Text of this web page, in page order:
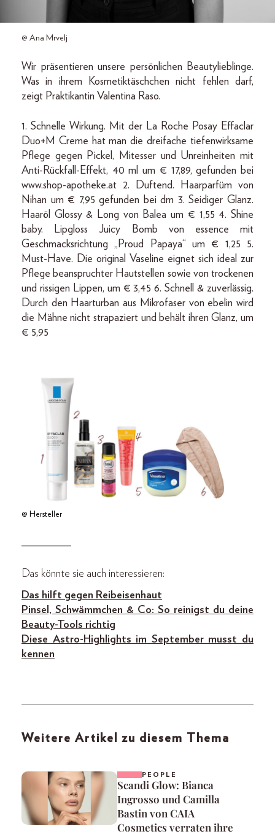
@ Ana Mrvelj
Wir präsentieren unsere persönlichen Beautylieblinge.
Was in ihrem Kosmetiktäschchen nicht fehlen darf,
zeigt Praktikantin Valentina Raso.
1. Schnelle Wirkung. Mit der La Roche Posay Effaclar
Duo+M Creme hat man die dreifache tiefenwirksame
Pflege gegen Pickel, Mitesser und Unreinheiten mit
Anti-Rückfall-Effekt, 40 ml um € 17,89, gefunden bei
www.shop-apotheke.at 2. Duftend. Haarparfüm von
Nihan um € 7,95 gefunden bei dm 3. Seidiger Glanz.
Haaröl Glossy & Long von Balea um € 1,55 4. Shine
baby. Lipgloss Juicy Bomb von essence mit
Geschmacksrichtung „Proud Papaya“ um € 1,25 5.
Must-Have. Die original Vaseline eignet sich ideal zur
Pflege beanspruchter Hautstellen sowie von trockenen
und rissigen Lippen, um € 3,45 6. Schnell & zuverlässig.
Durch den Haarturban aus Mikrofaser von ebelin wird
die Mähne nicht strapaziert und behält ihren Glanz, um
€ 5,95
@ Hersteller
_________
Das könnte sie auch interessieren:
Das hilft gegen Reibeisenhaut
Pinsel, Schwämmchen & Co: So reinigst du deine
Beauty-Tools richtig
Diese Astro-Highlights im September musst du
kennen
Weitere Artikel zu diesem Thema
PEOPLE
Scandi Glow: Bianca
Ingrosso und Camilla
Bastin von CAIA
Cosmetics verraten ihre